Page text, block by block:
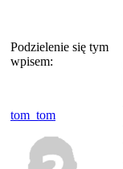
Podzielenie się tym
wpisem:
tom_tom